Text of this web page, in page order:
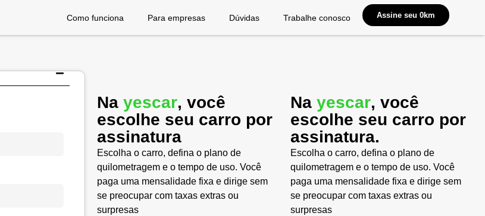
Como funciona Para empresas Dúvidas Trabalhe conosco Assine seu 0km
Na yescar, você
escolhe seu carro por
assinatura
Escolha o carro, defina o plano de
quilometragem e o tempo de uso. Você
paga uma mensalidade fixa e dirige sem
se preocupar com taxas extras ou
surpresas
Na yescar, você
escolhe seu carro por
assinatura.
Escolha o carro, defina o plano de
quilometragem e o tempo de uso. Você
paga uma mensalidade fixa e dirige sem
se preocupar com taxas extras ou
surpresas